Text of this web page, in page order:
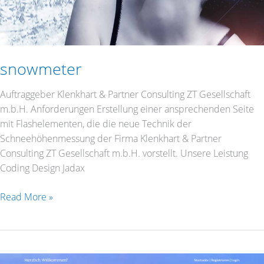
snowmeter
Auftraggeber Klenkhart & Partner Consulting ZT Gesellschaft
m.b.H. Anforderungen Erstellung einer ansprechenden Seite
mit Flashelementen, die die neue Technik der
Schneehöhenmessung der Firma Klenkhart & Partner
Consulting ZT Gesellschaft m.b.H. vorstellt. Unsere Leistung
Coding Design Jadax
Read More »